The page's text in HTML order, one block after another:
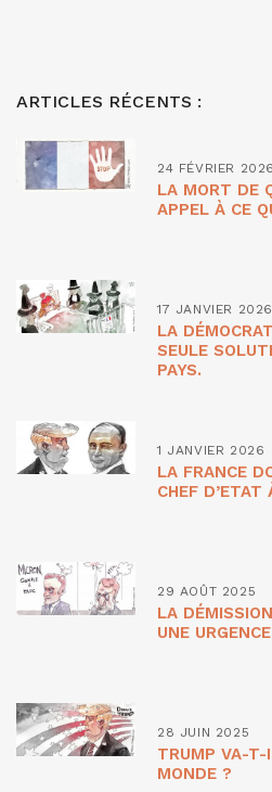
ARTICLES RÉCENTS :
24 FÉVRIER 2026
LA MORT DE
APPEL À CE
17 JANVIER 2026
LA
SEULE
PAYS.
1 JANVIER 2026
LA FRANCE
CHEF D’ETAT
29 AOÛT 2025
LA
UNE
28 JUIN 2025
TRUMP VA-T-
MONDE ?